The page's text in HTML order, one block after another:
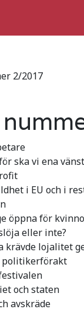
2/2017
ska vi ena
i EU och i
öppna för
eller inte?
krävde lojalitet
politikerförakt
och staten
avskräde